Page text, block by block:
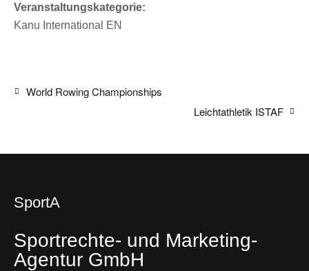
Veranstaltungskategorie:
Kanu International EN
World Rowing Championships
Leichtathletik ISTAF
SportA
Sportrechte- und Marketing-
Agentur GmbH